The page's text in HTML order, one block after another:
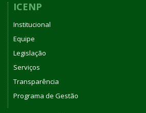
ICENP
Institucional
Equipe
Legislação
Serviços
Transparência
Programa de Gestão